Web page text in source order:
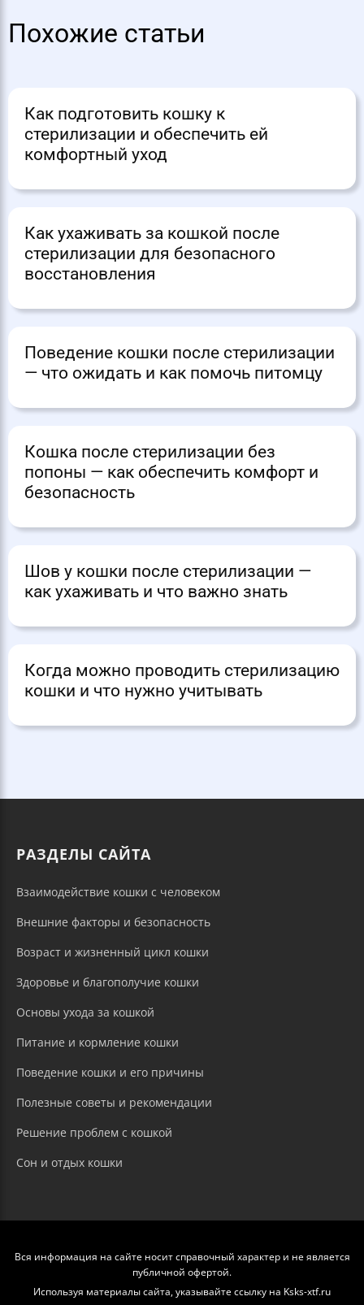
Похожие статьи
Как подготовить кошку к
стерилизации и обеспечить ей
комфортный уход
Как ухаживать за кошкой после
стерилизации для безопасного
восстановления
Поведение кошки после стерилизации
— что ожидать и как помочь питомцу
Кошка после стерилизации без
попоны — как обеспечить комфорт и
безопасность
Шов у кошки после стерилизации —
как ухаживать и что важно знать
Когда можно проводить стерилизацию
кошки и что нужно учитывать
РАЗДЕЛЫ САЙТА
Взаимодействие кошки с человеком
Внешние факторы и безопасность
Возраст и жизненный цикл кошки
Здоровье и благополучие кошки
Основы ухода за кошкой
Питание и кормление кошки
Поведение кошки и его причины
Полезные советы и рекомендации
Решение проблем с кошкой
Сон и отдых кошки
Вся информация на сайте носит справочный характер и не является
публичной офертой.
Используя материалы сайта, указывайте ссылку на Ksks-xtf.ru